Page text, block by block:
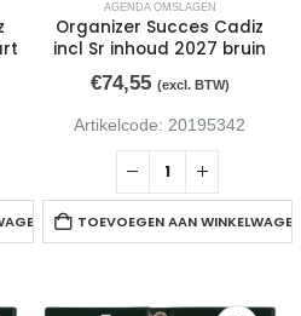
AGENDA OMSLAGEN
Organizer Succes Cadiz
incl Sr inhoud 2027 bruin
€74,55 (excl. BTW)
Artikelcode: 20195342
TOEVOEGEN AAN